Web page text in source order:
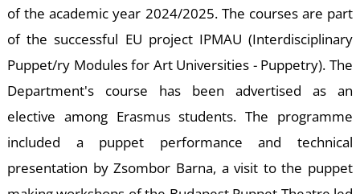
of the academic year 2024/2025. The courses are part
of the successful EU project IPMAU (Interdisciplinary
Puppet/ry Modules for Art Universities - Puppetry). The
Department's course has been advertised as an
elective among Erasmus students. The programme
included a puppet performance and technical
presentation by Zsombor Barna, a visit to the puppet